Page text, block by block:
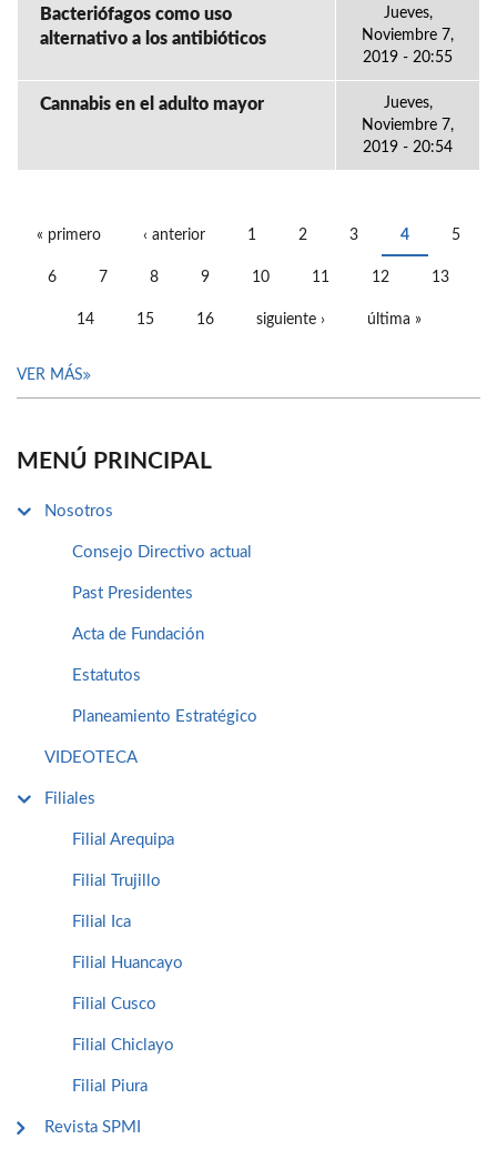
Bacteriófagos como uso
alternativo a los antibióticos
Jueves,
Noviembre 7,
2019 - 20:55
Cannabis en el adulto mayor
Jueves,
Noviembre 7,
2019 - 20:54
« primero ‹ anterior 1 2 3 4 5
6 7 8 9 10 11 12 13
14 15 16 siguiente › última »
VER MÁS
MENÚ PRINCIPAL
Nosotros
Consejo Directivo actual
Past Presidentes
Acta de Fundación
Estatutos
Planeamiento Estratégico
VIDEOTECA
Filiales
Filial Arequipa
Filial Trujillo
Filial Ica
Filial Huancayo
Filial Cusco
Filial Chiclayo
Filial Piura
Revista SPMI